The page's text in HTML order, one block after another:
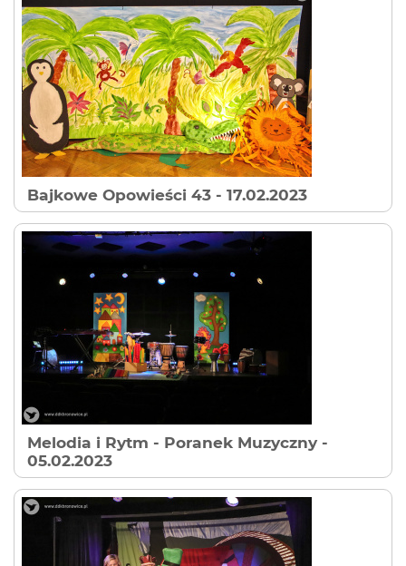
Bajkowe Opowieści 43 - 17.02.2023
Melodia i Rytm - Poranek Muzyczny -
05.02.2023